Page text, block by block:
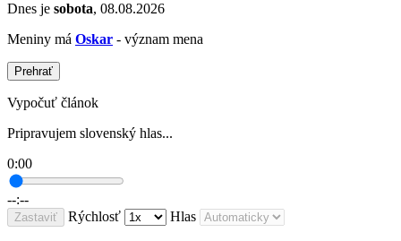
Dnes je sobota, 08.08.2026
Meniny má Oskar - význam mena
Prehrať
Vypočuť článok
Pripravujem slovenský hlas...
0:00
--:--
Zastaviť Rýchlosť Hlas